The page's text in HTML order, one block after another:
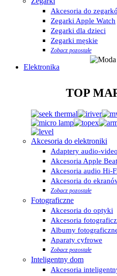
Akcesoria do
Zegarki Apple Watch
Zegarki dla dzieci
Zegarki męskie
Zobacz pozostałe
Elektronika
TOP
Akcesoria do elektroniki
Adaptery audio-video
Akcesoria Apple
Akcesoria audio Hi-
Akcesoria do
Zobacz pozostałe
Fotograficzne
Akcesoria do optyki
Akcesoria
Albumy
Aparaty cyfrowe
Zobacz pozostałe
Inteligentny dom
Akcesoria